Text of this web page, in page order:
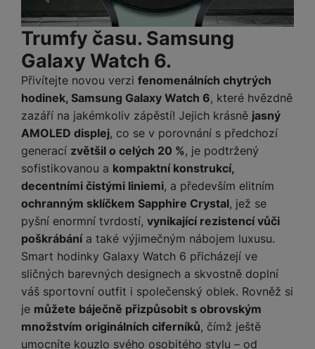
Trumfy času. Samsung
Galaxy Watch 6.
Přivítejte novou verzi fenomenálních chytrých
hodinek, Samsung Galaxy Watch 6, které hvězdně
zazáří na jakémkoliv zápěstí! Jejich krásně jasný
AMOLED displej, co se v porovnání s předchozí
generací zvětšil o celých 20 %, je podtržený
sofistikovanou a kompaktní konstrukcí,
decentními čistými liniemi, a především elitním
ochranným sklíčkem Sapphire Crystal, jež se
pyšní enormní tvrdostí, vynikající rezistencí vůči
poškrábánía také výjimečným nábojem luxusu.
Smart hodinky Galaxy Watch 6 přicházejí ve
sličných barevných designech a skvostně doplní
váš sportovní outfit i společenský oblek. Rovněž si
je můžete báječně přizpůsobit s obrovským
množstvím originálních ciferníků, čímž ještě
umocníte kouzlo svého osobitého stylu – od